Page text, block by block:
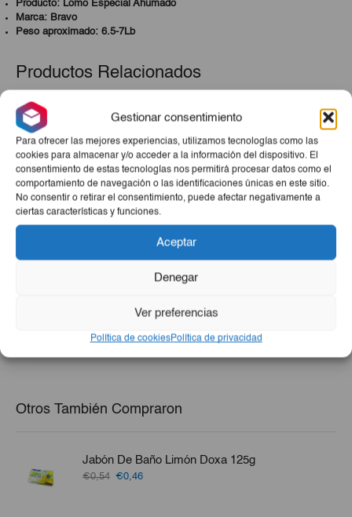
Gestionar consentimiento
Para ofrecer las mejores experiencias, utilizamos tecnologías como las
cookies para almacenar y/o acceder a la información del dispositivo. El
consentimiento de estas tecnologías nos permitirá procesar datos como el
comportamiento de navegación o las identificaciones únicas en este sitio.
No consentir o retirar el consentimiento, puede afectar negativamente a
ciertas características y funciones.
Aceptar
Denegar
Ver preferencias
Política de cookiesPolítica de privacidad
Producto: Lomo Especial Ahumado
Marca: Bravo
Peso aproximado: 6.5-7Lb
Productos Relacionados
Refresco Gaseado Santa
+
Pescado De Mar (Jurel,
-
Otros También Compraron
Jabón De Baño Limón Doxa 125g
€0,54 El
€0,46El